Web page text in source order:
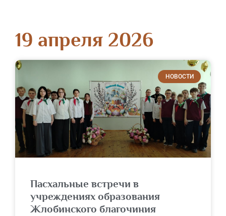
19 апреля 2026
НОВОСТИ
Пасхальные встречи в
учреждениях образования
Жлобинского благочиния